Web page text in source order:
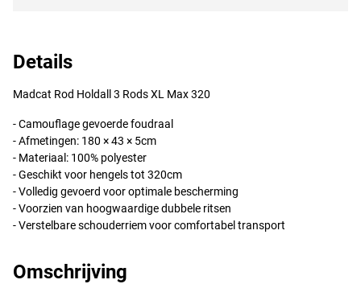
Details
Madcat Rod Holdall 3 Rods XL Max 320
- Camouflage gevoerde foudraal
- Afmetingen: 180 × 43 × 5cm
- Materiaal: 100% polyester
- Geschikt voor hengels tot 320cm
- Volledig gevoerd voor optimale bescherming
- Voorzien van hoogwaardige dubbele ritsen
- Verstelbare schouderriem voor comfortabel transport
Omschrijving